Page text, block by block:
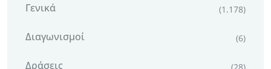
Γενικά (1.178)
Διαγωνισμοί (6)
Δράσεις (28)